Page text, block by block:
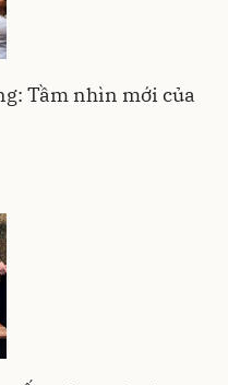
Tầm nhìn mới của